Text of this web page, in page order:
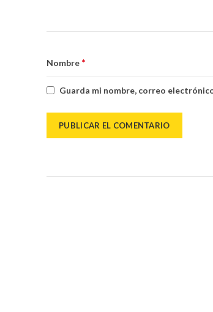
Nombre *
Guarda mi nombre, correo